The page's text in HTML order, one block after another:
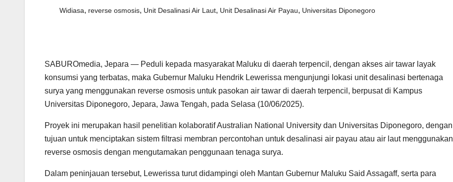
Widiasa, reverse osmosis, Unit Desalinasi Air Laut, Unit Desalinasi Air Payau, Universitas Diponegoro
SABUROmedia, Jepara — Peduli kepada masyarakat Maluku di daerah terpencil, dengan akses air tawar layak
konsumsi yang terbatas, maka Gubernur Maluku Hendrik Lewerissa mengunjungi lokasi unit desalinasi bertenaga
surya yang menggunakan reverse osmosis untuk pasokan air tawar di daerah terpencil, berpusat di Kampus
Universitas Diponegoro, Jepara, Jawa Tengah, pada Selasa (10/06/2025).
Proyek ini merupakan hasil penelitian kolaboratif Australian National University dan Universitas Diponegoro, dengan
tujuan untuk menciptakan sistem filtrasi membran percontohan untuk desalinasi air payau atau air laut menggunakan
reverse osmosis dengan mengutamakan penggunaan tenaga surya.
Dalam peninjauan tersebut, Lewerissa turut didampingi oleh Mantan Gubernur Maluku Said Assagaff, serta para